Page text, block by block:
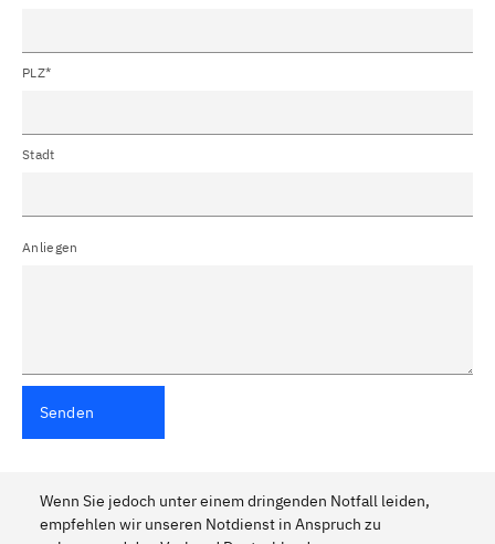
PLZ*
Stadt
Anliegen
Senden
Wenn Sie jedoch unter einem dringenden Notfall leiden,
empfehlen wir unseren Notdienst in Anspruch zu